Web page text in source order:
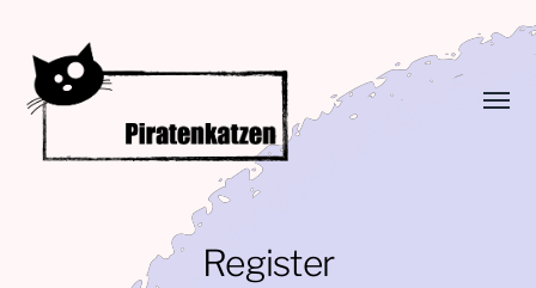
Piratenkatzen
Menü
Register